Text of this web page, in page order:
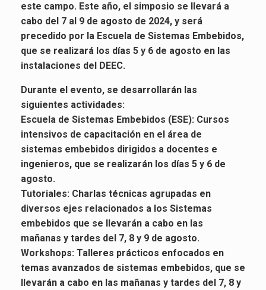
este campo. Este año, el simposio se llevará a
cabo del 7 al 9 de agosto de 2024, y será
precedido por la Escuela de Sistemas Embebidos,
que se realizará los días 5 y 6 de agosto en las
instalaciones del DEEC.
Durante el evento, se desarrollarán las
siguientes actividades:
Escuela de Sistemas Embebidos (ESE): Cursos
intensivos de capacitación en el área de
sistemas embebidos dirigidos a docentes e
ingenieros, que se realizarán los días 5 y 6 de
agosto.
Tutoriales: Charlas técnicas agrupadas en
diversos ejes relacionados a los Sistemas
embebidos que se llevarán a cabo en las
mañanas y tardes del 7, 8 y 9 de agosto.
Workshops: Talleres prácticos enfocados en
temas avanzados de sistemas embebidos, que se
llevarán a cabo en las mañanas y tardes del 7, 8 y